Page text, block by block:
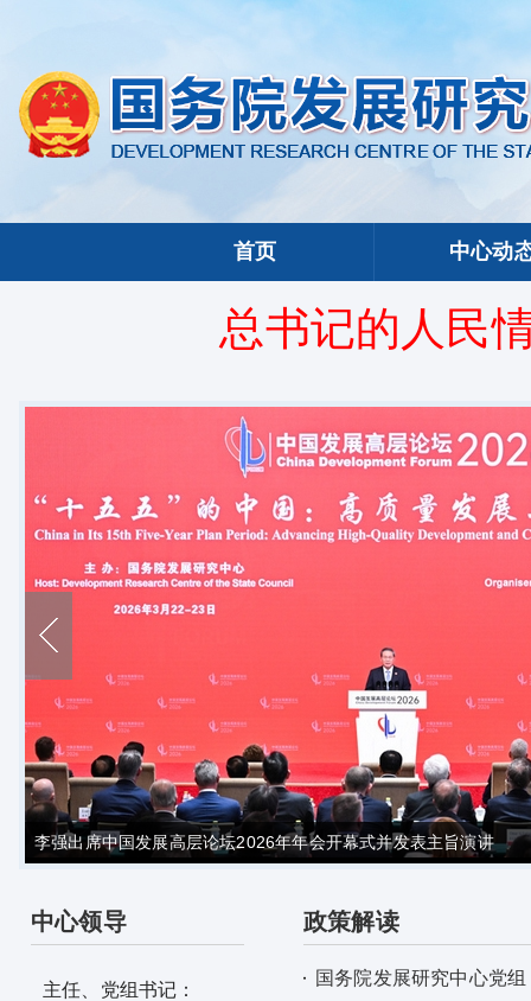
首页 中心动
总书记的人民
李强出席中国发展高层论坛2026年年会开幕式并发表主旨演讲
中心领导
主任、党组书记：
政策解读
国务院发展研究中心党